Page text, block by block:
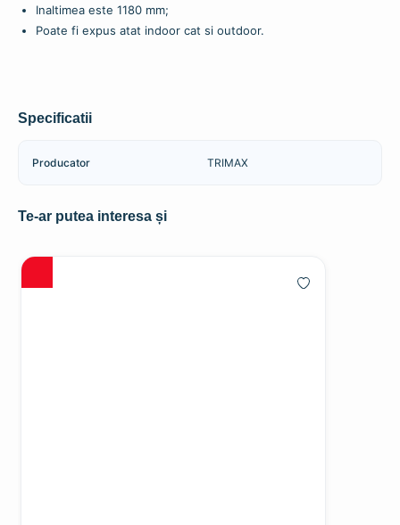
Inaltimea este 1180 mm;
Poate fi expus atat indoor cat si outdoor.
Specificatii
Producator TRIMAX
Te-ar putea interesa și